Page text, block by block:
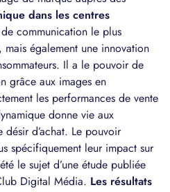
dans les centres
communication le plus
également une innovation
Il a le pouvoir de
grâce aux images en
les performances de vente
donne vie aux
d’achat. Le pouvoir
spécifiquement leur impact sur
le sujet d’une étude publiée
Digital Média. Les résultats